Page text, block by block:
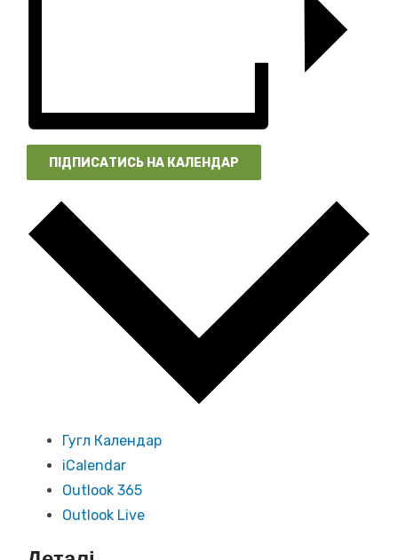
ПІДПИСАТИСЬ НА КАЛЕНДАР
Гугл Календар
iCalendar
Outlook 365
Outlook Live